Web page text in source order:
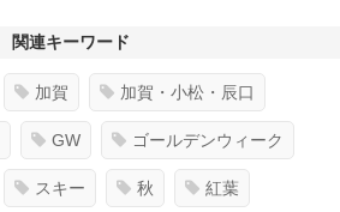
関連キーワード
加賀 加賀・小松・辰口
GW ゴールデンウィーク
スキー 秋 紅葉